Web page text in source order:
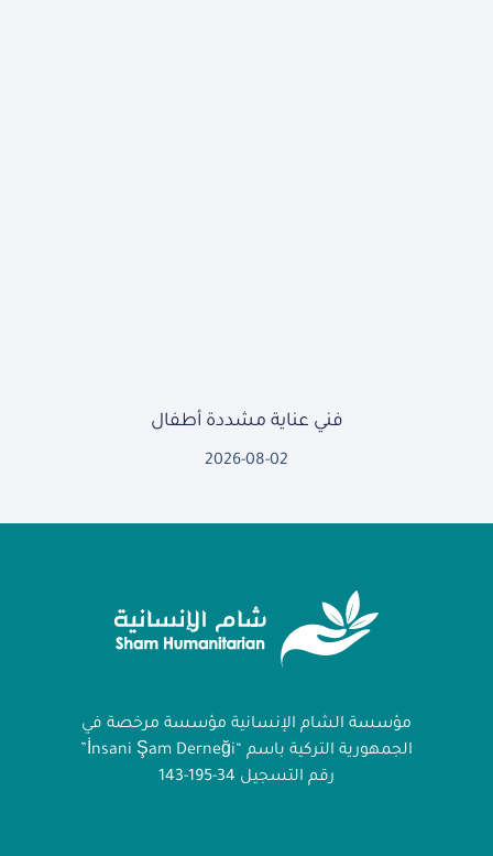
فني عناية مشددة أطفال
2026-08-02
مؤسسة الشام الإنسانية مؤسسة مرخصة في
الجمهورية التركية باسم “İnsani Şam Derneği”
رقم التسجيل 34-195-143